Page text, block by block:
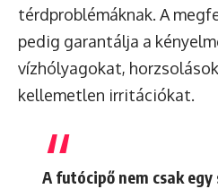
térdproblémáknak. A
pedig garantálja a
vízhólyagokat,
kellemetlen irritációkat.
A futócipő nem csak